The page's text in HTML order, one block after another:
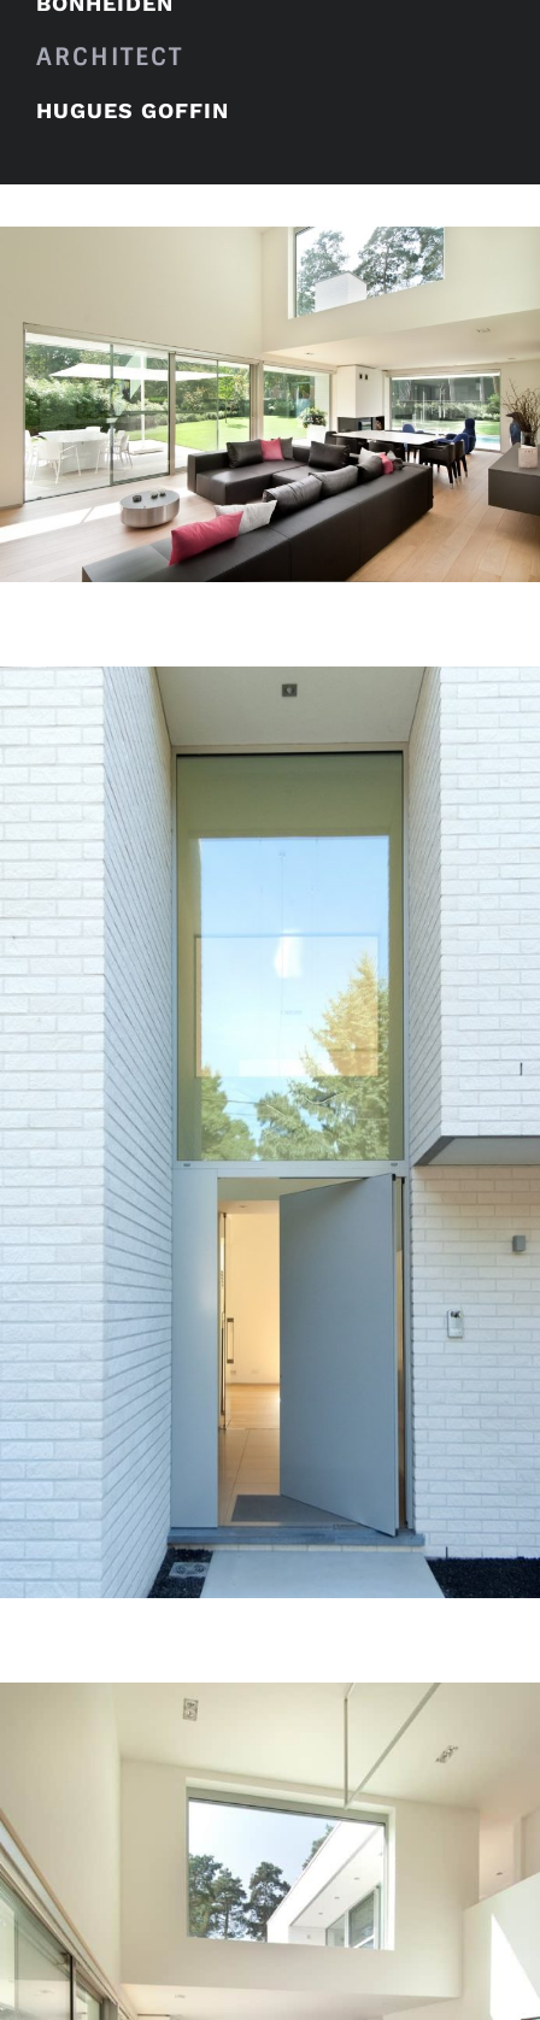
ARCHITECT
HUGUES GOFFIN